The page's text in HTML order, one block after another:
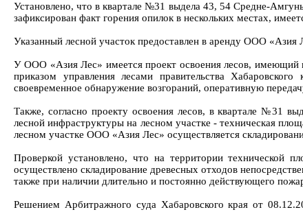
Установлено, что в квартале №31 выдела 43, 54 Средне-
зафиксирован факт горения опилок в нескольких местах,
Указанный лесной участок предоставлен в аренду ООО
У ООО «Азия Лес» имеется проект освоения лесов, имеющий
приказом управления лесами правительства
своевременное обнаружение возгораний, оперативную
Также, согласно проекту освоения лесов, в квартале №31
лесной инфраструктуры на лесном участке - техническая
лесном участке ООО «Азия Лес» осуществляется
Проверкой установлено, что на территории технической
осуществлено складирование древесных отходов
также при наличии длительно и постоянно действующего
Решением Арбитражного суда Хабаровского края от